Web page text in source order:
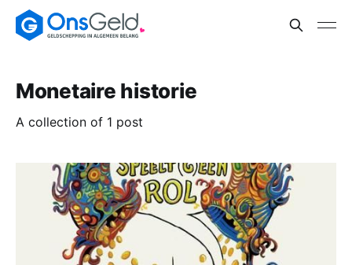
Monetaire historie
A collection of 1 post